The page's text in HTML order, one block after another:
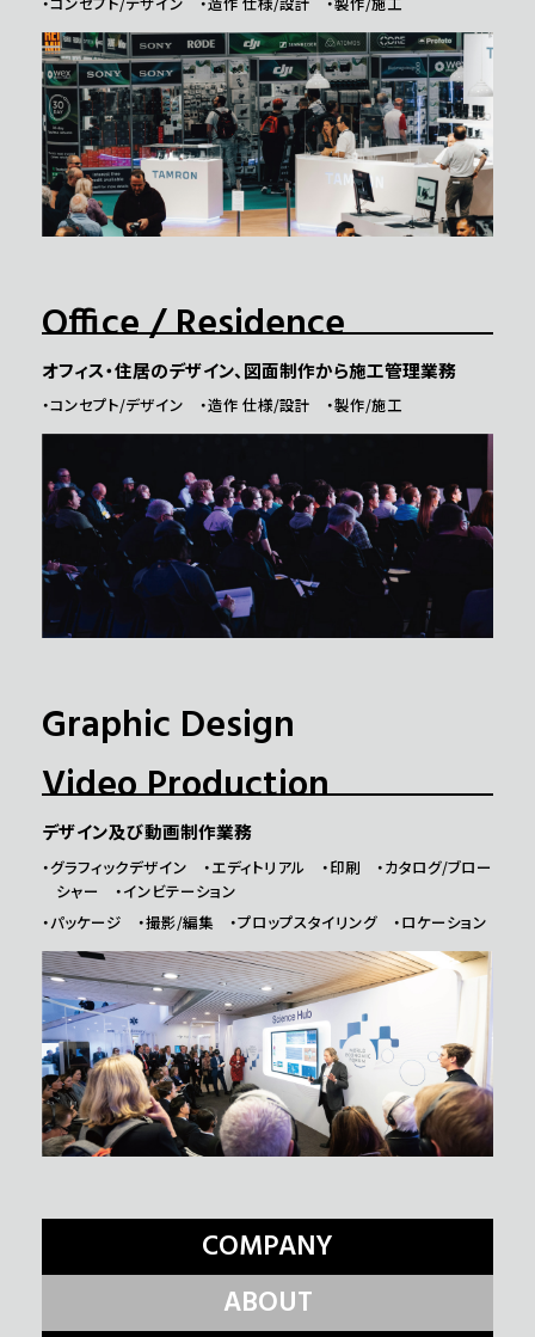
Office / Residence
オフィス・住居のデザイン、図面制作から施工管理業務
・コンセプト/デザイン ・造作 仕様/設計 ・製作/施工
Graphic Design
Video Production
デザイン及び動画制作業務
・グラフィックデザイン ・エディトリアル ・印刷 ・カタログ/ブロー
シャー ・インビテーション
・パッケージ ・撮影/編集 ・プロップスタイリング ・ロケーション
COMPANY
ABOUT